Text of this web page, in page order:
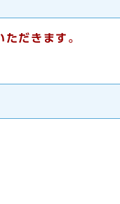
ただきます 。